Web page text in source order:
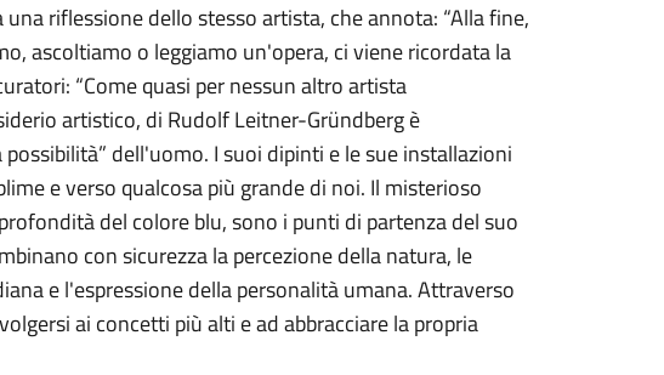
riflessione dello stesso artista, che annota: “Alla fine,
ascoltiamo o leggiamo un'opera, ci viene ricordata la
“Come quasi per nessun altro artista
artistico, di Rudolf Leitner-Gründberg è
dell'uomo. I suoi dipinti e le sue installazioni
e verso qualcosa più grande di noi. Il misterioso
del colore blu, sono i punti di partenza del suo
con sicurezza la percezione della natura, le
e l'espressione della personalità umana. Attraverso
ai concetti più alti e ad abbracciare la propria